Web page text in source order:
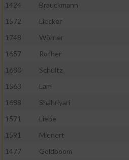
1424
Brauckmann
1572
Liecker
1748
Wörner
1657
Rother
1680
Schultz
1563
Lam
1688
Shahriyari
1571
Liebe
1591
Mienert
1477
Goldboom